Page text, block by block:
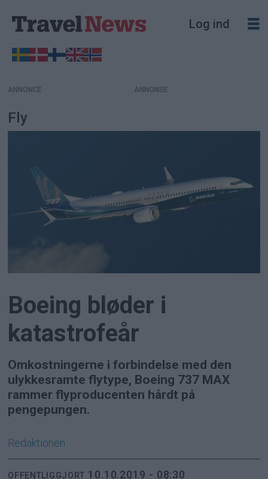
Log ind
ANNONCE
Fly
Boeing bløder i
katastrofeår
Omkostningerne i forbindelse med den
ulykkesramte flytype, Boeing 737 MAX
rammer flyproducenten hårdt på
pengepungen.
Redaktionen
OFFENTLIGGJORT 10.10.2019 - 08:30